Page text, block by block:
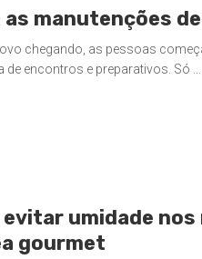
manutenções
chegando, as pessoas
de encontros e preparativos. Só ...
umidade nos
gourmet